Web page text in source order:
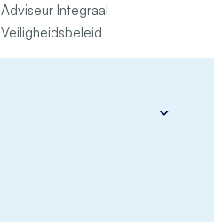
Adviseur Integraal
Veiligheidsbeleid